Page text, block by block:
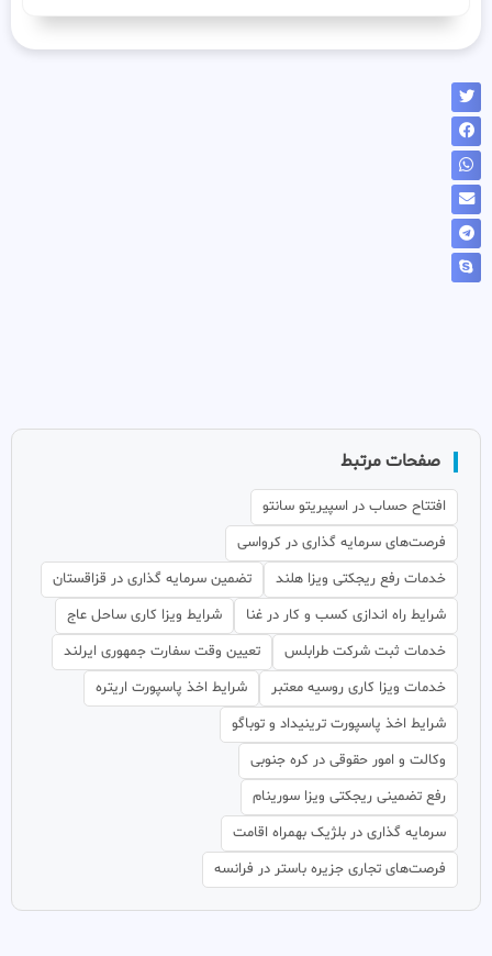
صفحات مرتبط
افتتاح حساب در اسپیریتو سانتو
فرصت‌های سرمایه گذاری در کرواسی
خدمات رفع ریجکتی ویزا هلند
تضمین سرمایه گذاری در قزاقستان
شرایط راه اندازی کسب و کار در غنا
شرایط ویزا کاری ساحل عاج
خدمات ثبت شرکت طرابلس
تعیین وقت سفارت جمهوری ایرلند
خدمات ویزا کاری روسیه معتبر
شرایط اخذ پاسپورت اریتره
شرایط اخذ پاسپورت ترینیداد و توباگو
وکالت و امور حقوقی در کره جنوبی
رفع تضمینی ریجکتی ویزا سورینام
سرمایه گذاری در بلژیک بهمراه اقامت
فرصت‌های تجاری جزیره باستر در فرانسه